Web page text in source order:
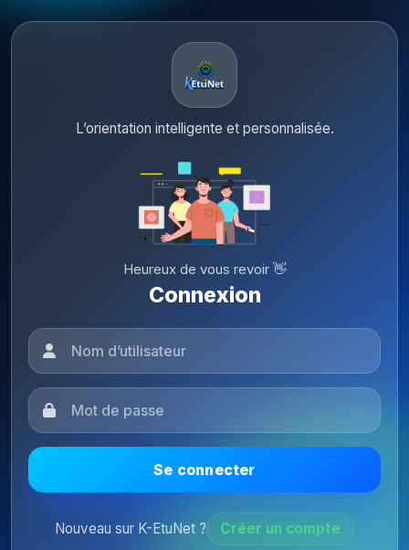
L’orientation intelligente et personnalisée.
Heureux de vous revoir 👋
Connexion
Se connecter
Nouveau sur K-EtuNet ? Créer un compte